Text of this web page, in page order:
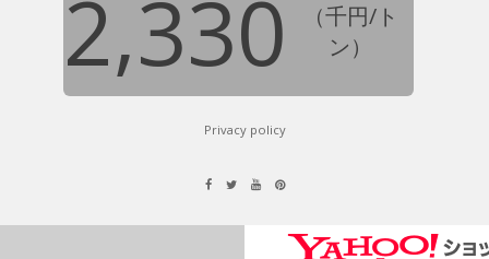
2,330
（千円/ト
ン）
Privacy policy